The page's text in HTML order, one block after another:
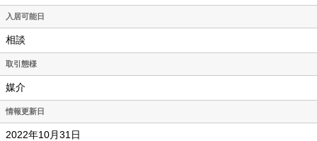
入居可能日
相談
取引態様
媒介
情報更新日
2022年10月31日